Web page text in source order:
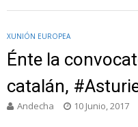
XUNIÓN EUROPEA
Énte la
catalán,
Andecha 10 Junio, 2017